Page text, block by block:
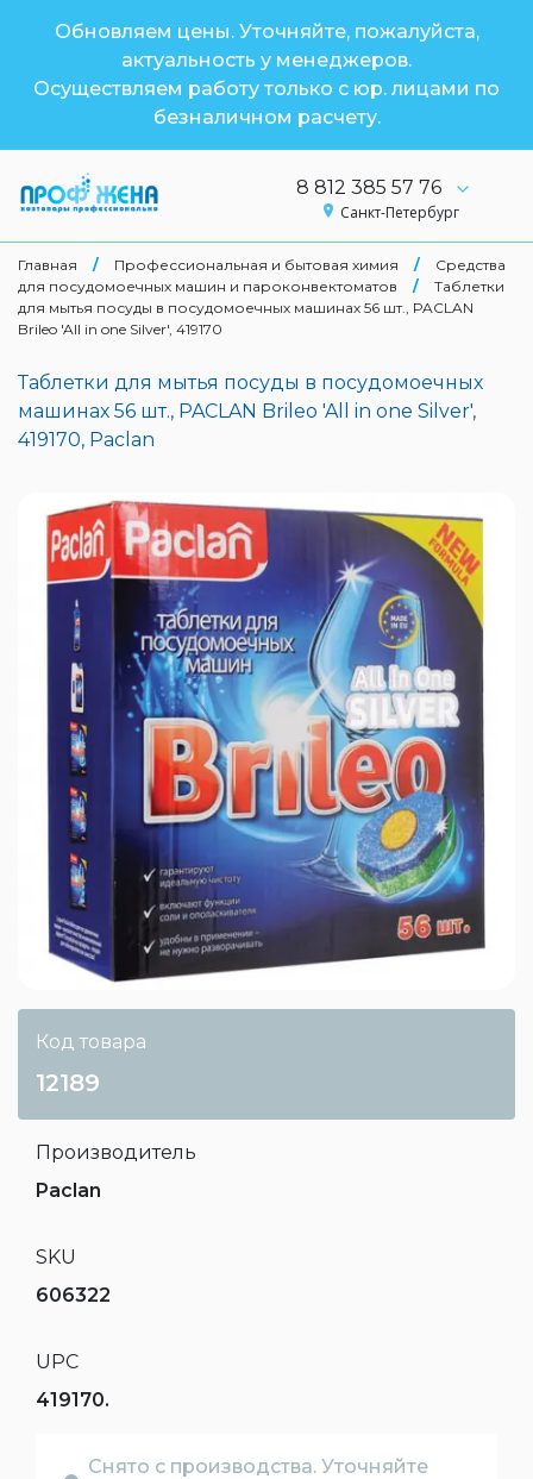
Обновляем цены. Уточняйте, пожалуйста,
актуальность у менеджеров.
Осуществляем работу только с юр. лицами по
безналичном расчету.
8 812 385 57 76
Санкт-Петербург
Главная / Профессиональная и бытовая химия /
Средства
для посудомоечных машин и пароконвектоматов
/
Таблетки
для мытья посуды в посудомоечных машинах 56 шт., PACLAN
Brileo 'All in one Silver', 419170
Таблетки для мытья посуды в посудомоечных
машинах 56 шт., PACLAN Brileo 'All in one Silver',
419170, Paclan
Код товара
12189
Производитель
Paclan
SKU
606322
UPC
419170.
Снято с производства. Уточняйте